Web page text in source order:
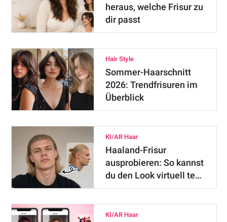
heraus, welche Frisur zu
dir passt
Hair Style
Sommer-Haarschnitt
2026: Trendfrisuren im
Überblick
KI/AR Haar
Haaland-Frisur
ausprobieren: So kannst
du den Look virtuell te…
KI/AR Haar